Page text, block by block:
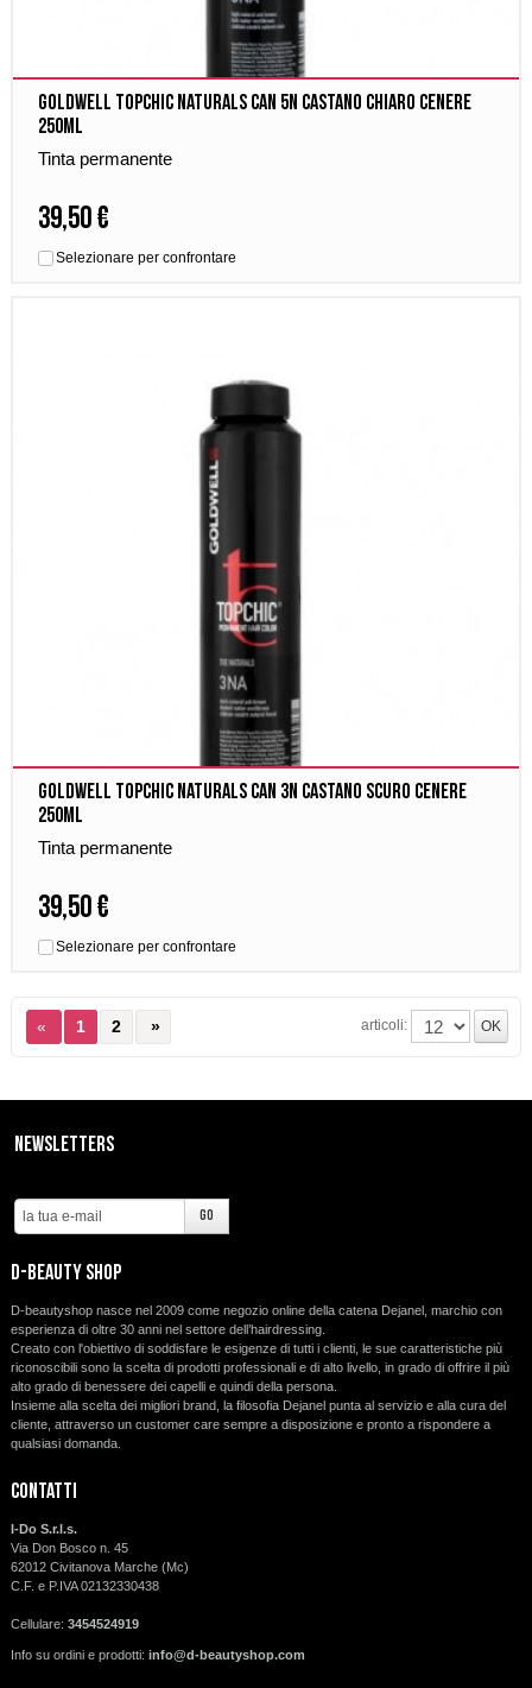
Goldwell Topchic Naturals Can 5N Castano Chiaro Cenere
250ml
Tinta permanente
39,50 €
Selezionare per confrontare
Goldwell Topchic Naturals Can 3N Castano Scuro Cenere
250ml
Tinta permanente
39,50 €
Selezionare per confrontare
« 1 2 » articoli:
Newsletters
d-beauty shop
D-beautyshop nasce nel 2009 come negozio online della catena Dejanel, marchio con
esperienza di oltre 30 anni nel settore dell’hairdressing.
Creato con l'obiettivo di soddisfare le esigenze di tutti i clienti, le sue caratteristiche più
riconoscibili sono la scelta di prodotti professionali e di alto livello, in grado di offrire il più
alto grado di benessere dei capelli e quindi della persona.
Insieme alla scelta dei migliori brand, la filosofia Dejanel punta al servizio e alla cura del
cliente, attraverso un customer care sempre a disposizione e pronto a rispondere a
qualsiasi domanda.
Contatti
I-Do S.r.l.s.
Via Don Bosco n. 45
62012 Civitanova Marche (Mc)
C.F. e P.IVA 02132330438
Cellulare: 3454524919
Info su ordini e prodotti: info@d-beautyshop.com